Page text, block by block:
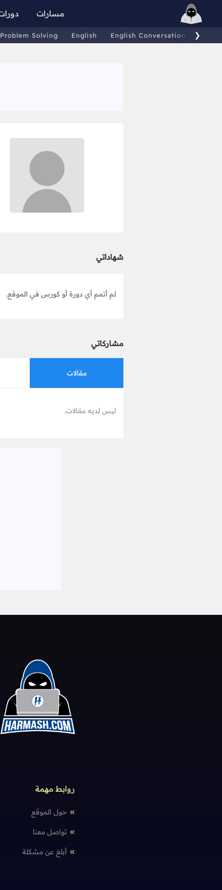
مسارات
Problem Solving English English Conversations ❯
شهاداتي
لم أتمم أي دورة أو كورس في الموقع.
مشاركاتي
مقالات
ليس لديه مقالات.
روابط مهمة
حول الموقع
تواصل معنا
أبلغ عن مشكلة